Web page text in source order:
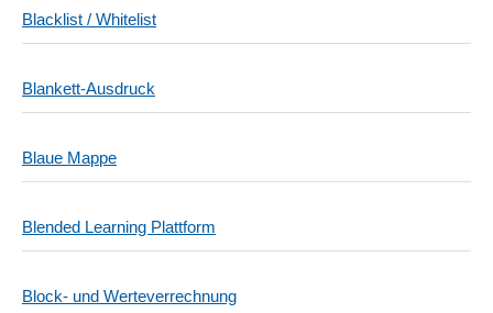
Blacklist / Whitelist
Blankett-Ausdruck
Blaue Mappe
Blended Learning Plattform
Block- und Werteverrechnung